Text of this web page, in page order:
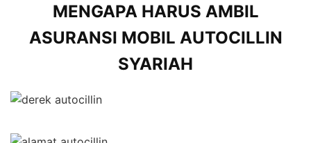
MENGAPA HARUS AMBIL
ASURANSI MOBIL AUTOCILLIN
SYARIAH